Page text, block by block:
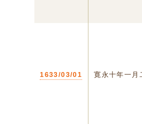
1633/03/01 寛永十年一月